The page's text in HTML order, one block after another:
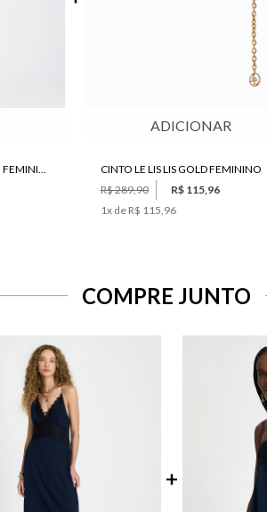
CALÇA LE LIS ELOÁ COURO FEMININA
ADICIONAR
CINTO LE LIS LIS GOLD FEMININO
R$ 289,90
R$ 115,96
1x de R$ 115,96
COMPRE JUNTO